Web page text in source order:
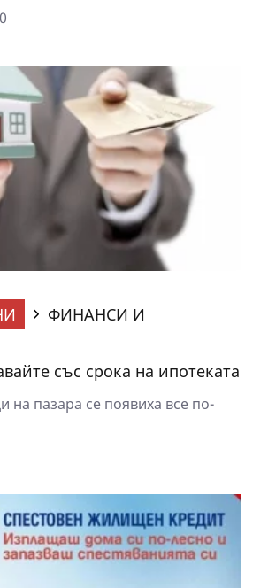
ФИНАНСИ И
със срока на ипотеката
на пазара се появиха все по-